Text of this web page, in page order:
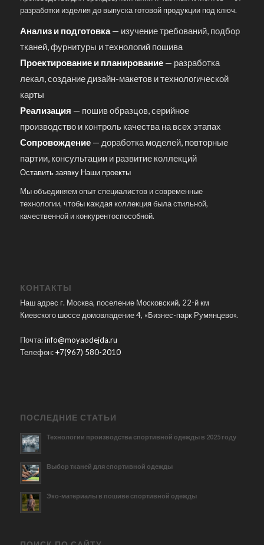
разработки изделия до выпуска готовой продукции под ключ.
Анализ и подготовка— изучение требований, подбор
тканей, фурнитуры и технологий пошива
Проектирование и планирование— разработка
лекал, создание дизайн-макетов и технологической
карты
Реализация — пошив образцов, серийное
производство и контроль качества на всех этапах
Сопровождение— доработка моделей, повторные
партии, консультации и развитие коллекций
Оставить заявку Наши проекты
Мы объединяем опыт специалистов и современные
технологии, чтобы каждая коллекция была стильной,
качественной и конкурентоспособной.
КОНТАКТЫ
Наш адрес г. Москва, поселение Московский, 22-й км
Киевского шоссе домовладение 4, «Бизнес-парк Румянцево».
Почта:info@moyaodejda.ru
Телефон:+7(967) 580-2010
ПОСЛЕДНИЕ СТАТЬИ
Технологии производства спортивной одежды в 2025 году
Выбор тканей для спортивной одежды
Эко-материалы в пошиве спортивной одежды